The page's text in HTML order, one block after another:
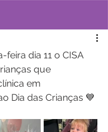
feira dia 11 o CISA
que
em
Dia das Crianças 💙